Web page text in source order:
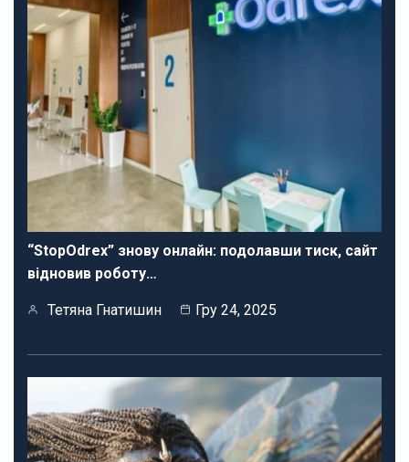
“StopOdrex” знову онлайн: подолавши тиск, сайт
відновив роботу…
Тетяна Гнатишин Гру 24, 2025